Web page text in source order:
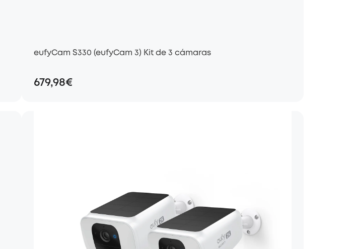
eufyCam S330 (eufyCam 3) Kit de 3 cámaras
679,98€